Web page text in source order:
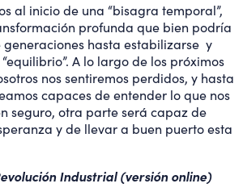
al inicio de una “bisagra temporal”,
profunda que bien podría
generaciones hasta estabilizarse y
A lo largo de los próximos
nos sentiremos perdidos, y hasta
capaces de entender lo que nos
seguro, otra parte será capaz de
y de llevar a buen puerto esta
Industrial (versión online)